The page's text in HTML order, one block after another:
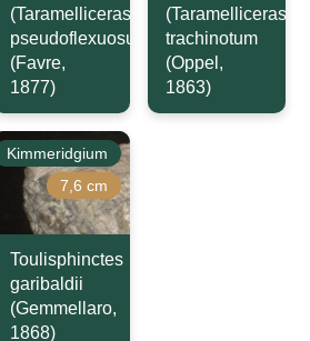
(Taramelliceras)
pseudoflexuosum
(Favre,
1877)
(Taramelliceras)
trachinotum
(Oppel,
1863)
Kimmeridgium
7,6 cm
Toulisphinctes
garibaldii
(Gemmellaro,
1868)